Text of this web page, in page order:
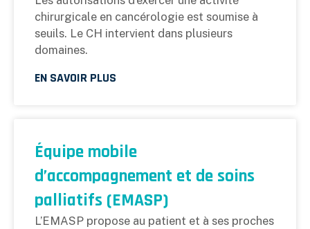
chirurgicale en cancérologie est soumise à
seuils. Le CH intervient dans plusieurs
domaines.
EN SAVOIR PLUS
Équipe mobile
d’accompagnement et de soins
palliatifs (EMASP)
L’EMASP propose au patient et à ses proches